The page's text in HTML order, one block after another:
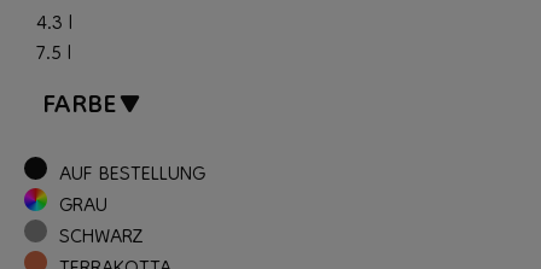
4.3 l
7.5 l
FARBE
AUF BESTELLUNG
GRAU
SCHWARZ